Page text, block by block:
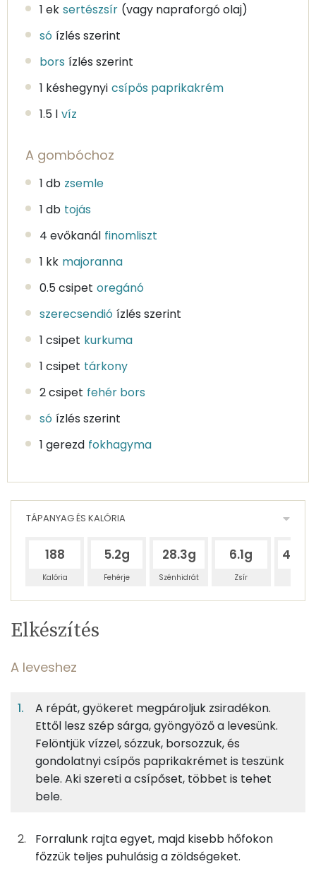
1 ek sertészsír (vagy napraforgó olaj)
só ízlés szerint
bors ízlés szerint
1 késhegynyi csípős paprikakrém
1.5 l víz
A gombóchoz
1 db zsemle
1 db tojás
4 evőkanál finomliszt
1 kk majoranna
0.5 csipet oregánó
szerecsendió ízlés szerint
1 csipet kurkuma
1 csipet tárkony
2 csipet fehér bors
só ízlés szerint
1 gerezd fokhagyma
TÁPANYAG ÉS KALÓRIA
188
Kalória
5.2g
Fehérje
28.3g
Szénhidrát
6.1g
Zsír
Egy
adagban
1%
A leveshez
75g sárgarépa
27 kcal
25g
4g sertészsír
34 kcal
TÁPANYAGTARTALOM
1%
Fehérje
6%
Szénhidrát
1%
Zsír
92%
TOP ásványi anyagok
Nátrium
Foszfor
Kálcium
Elkészítés
A leveshez
A répát, gyökeret megpároljuk zsiradékon.
Ettől lesz szép sárga, gyöngyöző a levesünk.
Felöntjük vízzel, sózzuk, borsozzuk, és
gondolatnyi csípős paprikakrémet is teszünk
bele. Aki szereti a csípőset, többet is tehet
bele.
Forralunk rajta egyet, majd kisebb hőfokon
főzzük teljes puhulásig a zöldségeket.